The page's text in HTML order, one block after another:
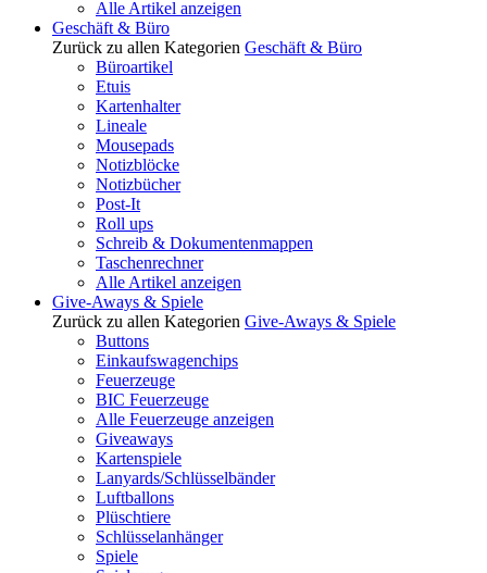
Alle Artikel anzeigen
Geschäft & Büro
Zurück zu allen Kategorien Geschäft & Büro
Büroartikel
Etuis
Kartenhalter
Lineale
Mousepads
Notizblöcke
Notizbücher
Post-It
Roll ups
Schreib & Dokumentenmappen
Taschenrechner
Alle Artikel anzeigen
Give-Aways & Spiele
Zurück zu allen Kategorien Give-Aways & Spiele
Buttons
Einkaufswagenchips
Feuerzeuge
BIC Feuerzeuge
Alle Feuerzeuge anzeigen
Giveaways
Kartenspiele
Lanyards/Schlüsselbänder
Luftballons
Plüschtiere
Schlüsselanhänger
Spiele